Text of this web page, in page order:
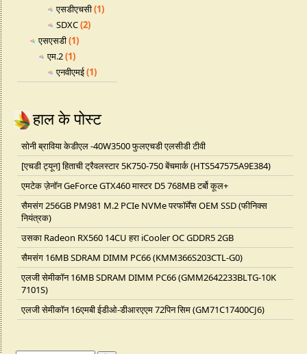
एसडीएचसी(1)
SDXC(2)
एसएसडी(1)
एम.2(1)
एनवीएमई(1)
हाल के पोस्ट
सोनी ब्राविया केडीएल -40W3500 फुलएचडी एलसीडी टीवी
[एचडी ट्यून] हिताची ट्रैवलस्टार 5K750-750 बेंचमार्क (HTS547575A9E384)
एमटेक ज़ेनॉन GeForce GTX460 मास्टर D5 768MB टर्बो कूल+
सैमसंग 256GB PM981 M.2 PCIe NVMe परफॉर्मेंस OEM SSD (फीनिक्स
नियंत्रक)
उसका Radeon RX560 14CU हरा iCooler OC GDDR5 2GB
सैमसंग 16MB SDRAM DIMM PC66 (KMM366S203CTL-G0)
एलजी सेमीकॉन 16MB SDRAM DIMM PC66 (GMM2642233BLTG-10K
7101S)
एलजी सेमीकॉन 16एमबी ईडीओ-डीआरएएम 72पिन सिम (GM71C17400CJ6)